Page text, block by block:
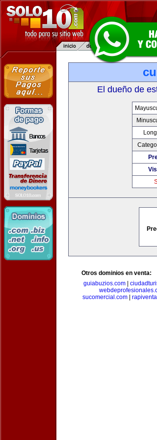
El dueño de
Otros dominios en venta:
guiabuzios.com|
sucomercial.com